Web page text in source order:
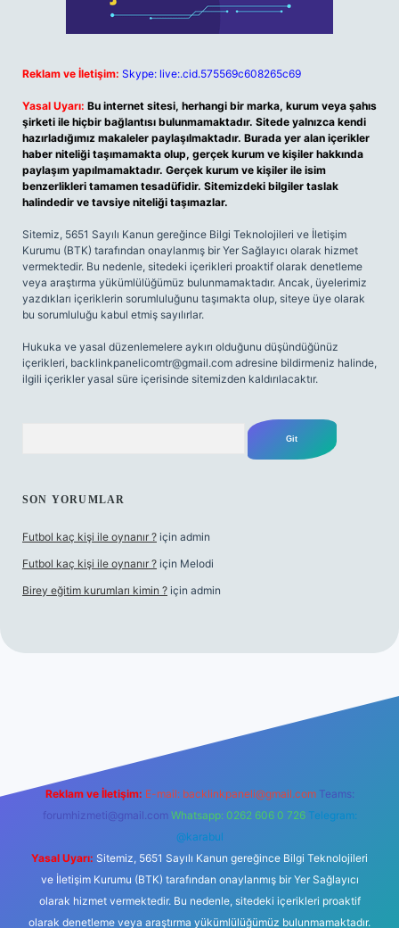
Reklam ve İletişim: Skype: live:.cid.575569c608265c69
Yasal Uyarı: Bu internet sitesi, herhangi bir marka, kurum veya şahıs
şirketi ile hiçbir bağlantısı bulunmamaktadır. Sitede yalnızca kendi
hazırladığımız makaleler paylaşılmaktadır. Burada yer alan içerikler
haber niteliği taşımamakta olup, gerçek kurum ve kişiler hakkında
paylaşım yapılmamaktadır. Gerçek kurum ve kişiler ile isim
benzerlikleri tamamen tesadüfidir. Sitemizdeki bilgiler taslak
halindedir ve tavsiye niteliği taşımazlar.
Sitemiz, 5651 Sayılı Kanun gereğince Bilgi Teknolojileri ve İletişim
Kurumu (BTK) tarafından onaylanmış bir Yer Sağlayıcı olarak hizmet
vermektedir. Bu nedenle, sitedeki içerikleri proaktif olarak denetleme
veya araştırma yükümlülüğümüz bulunmamaktadır. Ancak, üyelerimiz
yazdıkları içeriklerin sorumluluğunu taşımakta olup, siteye üye olarak
bu sorumluluğu kabul etmiş sayılırlar.
Hukuka ve yasal düzenlemelere aykırı olduğunu düşündüğünüz
içerikleri, backlinkpanelicomtr@gmail.com adresine bildirmeniz halinde,
ilgili içerikler yasal süre içerisinde sitemizden kaldırılacaktır.
SON YORUMLAR
Futbol kaç kişi ile oynanır ? için admin
Futbol kaç kişi ile oynanır ? için Melodi
Birey eğitim kurumları kimin ? için admin
Reklam ve İletişim: E-mail: backlinkpaneli@gmail.com Teams:
forumhizmeti@gmail.com Whatsapp: 0262 606 0 726 Telegram:
@karabul
Yasal Uyarı: Sitemiz, 5651 Sayılı Kanun gereğince Bilgi Teknolojileri
ve İletişim Kurumu (BTK) tarafından onaylanmış bir Yer Sağlayıcı
olarak hizmet vermektedir. Bu nedenle, sitedeki içerikleri proaktif
olarak denetleme veya araştırma yükümlülüğümüz bulunmamaktadır.